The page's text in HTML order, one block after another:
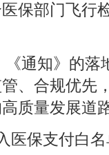
保部门飞行
通知》的落
、合规优先
质量发展道
医保支付白